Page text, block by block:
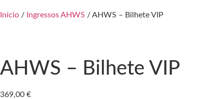
Início / Ingressos AHWS / AHWS – Bilhete VIP
AHWS – Bilhete VIP
369,00 €